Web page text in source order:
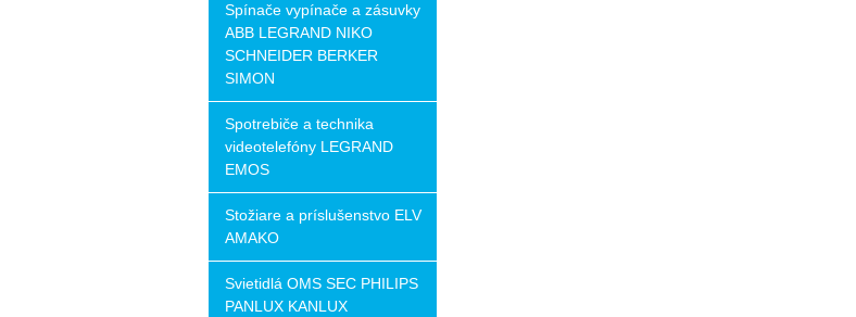
Spínače vypínače a zásuvky
ABB LEGRAND NIKO
SCHNEIDER BERKER
SIMON
Spotrebiče a technika
videotelefóny LEGRAND
EMOS
Stožiare a príslušenstvo ELV
AMAKO
Svietidlá OMS SEC PHILIPS
PANLUX KANLUX